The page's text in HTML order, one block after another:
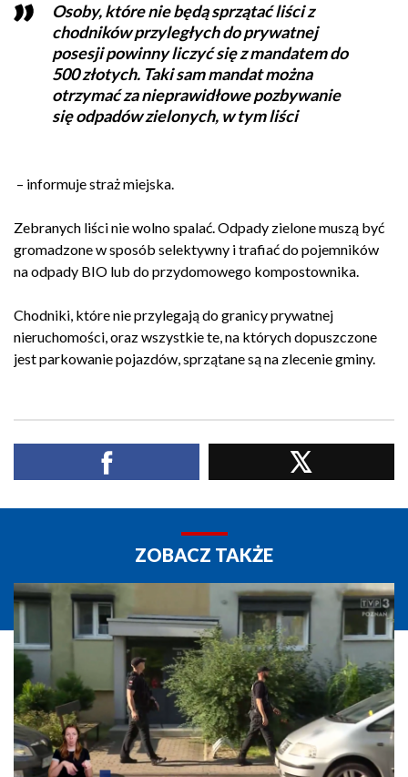
Osoby, które nie będą sprzątać liści z
chodników przyległych do prywatnej
posesji powinny liczyć się z mandatem do
500 złotych. Taki sam mandat można
otrzymać za nieprawidłowe pozbywanie
się odpadów zielonych, w tym liści
– informuje straż miejska.
Zebranych liści nie wolno spalać. Odpady zielone muszą być
gromadzone w sposób selektywny i trafiać do pojemników
na odpady BIO lub do przydomowego kompostownika.
Chodniki, które nie przylegają do granicy prywatnej
nieruchomości, oraz wszystkie te, na których dopuszczone
jest parkowanie pojazdów, sprzątane są na zlecenie gminy.
ZOBACZ TAKŻE